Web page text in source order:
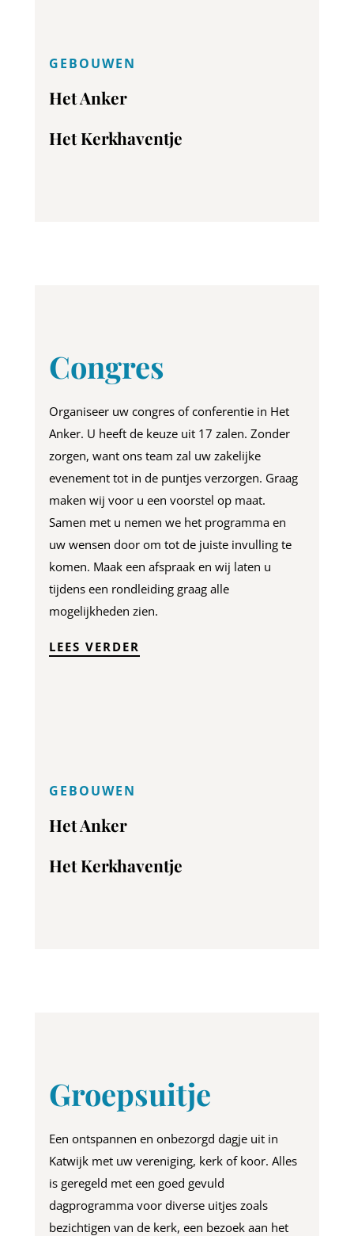
GEBOUWEN
Het Anker
Het Kerkhaventje
Congres
Organiseer uw congres of conferentie in Het
Anker. U heeft de keuze uit 17 zalen. Zonder
zorgen, want ons team zal uw zakelijke
evenement tot in de puntjes verzorgen. Graag
maken wij voor u een voorstel op maat.
Samen met u nemen we het programma en
uw wensen door om tot de juiste invulling te
komen. Maak een afspraak en wij laten u
tijdens een rondleiding graag alle
mogelijkheden zien.
LEES VERDER
GEBOUWEN
Het Anker
Het Kerkhaventje
Groepsuitje
Een ontspannen en onbezorgd dagje uit in
Katwijk met uw vereniging, kerk of koor. Alles
is geregeld met een goed gevuld
dagprogramma voor diverse uitjes zoals
bezichtigen van de kerk, een bezoek aan het